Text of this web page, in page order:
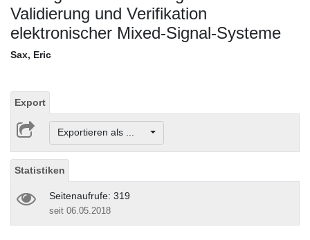
Validierung und Verifikation
elektronischer Mixed-Signal-Systeme
Sax, Eric
Export
Exportieren als ...
Statistiken
Seitenaufrufe: 319
seit 06.05.2018